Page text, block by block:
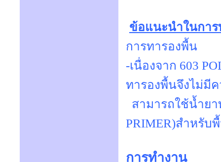
ข้อแนะนำในการ
การทารองพื้น
-เนื่องจาก 603
ทารองพื้นจึงไม่มี
สามารถใช้น้ำยา
PRIMER)สำหรั
การทำงาน